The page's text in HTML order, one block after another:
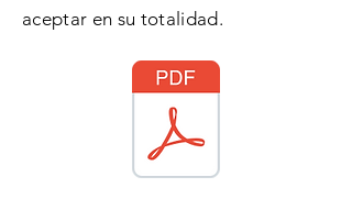
aceptar en su totalidad.